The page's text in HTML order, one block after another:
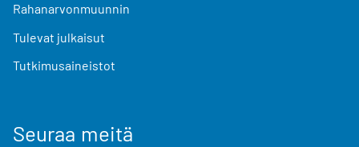
Rahanarvonmuunnin
Tulevat julkaisut
Tutkimusaineistot
Seuraa meitä